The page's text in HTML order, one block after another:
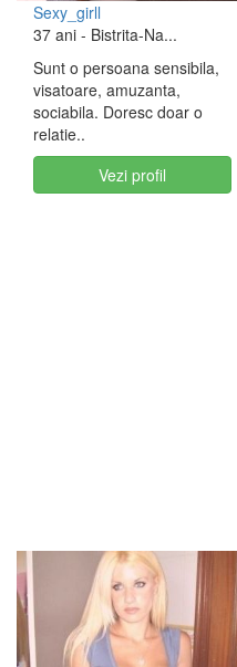
Sexy_girll
37 ani - Bistrita-Na...
Sunt o persoana sensibila,
visatoare, amuzanta,
sociabila. Doresc doar o
relatie..
Vezi profil